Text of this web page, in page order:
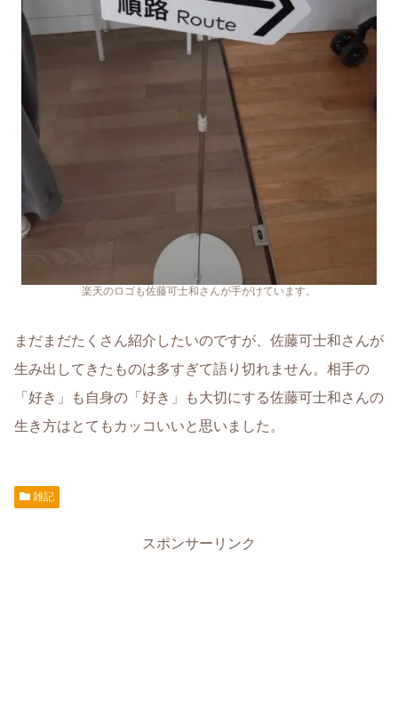
楽天のロゴも佐藤可士和さんが手がけています。
まだまだたくさん紹介したいのですが、佐藤可士和さんが
生み出してきたものは多すぎて語り切れません。相手の
「好き」も自身の「好き」も大切にする佐藤可士和さんの
生き方はとてもカッコいいと思いました。
雑記
スポンサーリンク